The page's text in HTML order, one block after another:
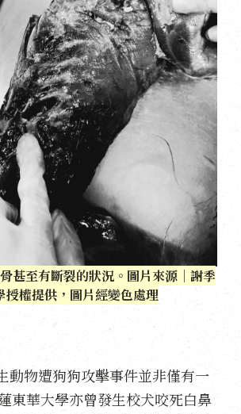
甚至有斷裂的狀況。圖片來源｜謝季
授權提供，圖片經變色處理
動物遭狗狗攻擊事件並非僅有一
東華大學亦曾發生校犬咬死白鼻